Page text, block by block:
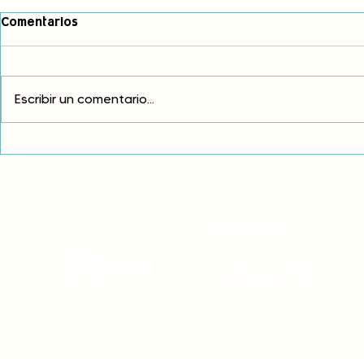
Comentarios
Escribir un comentario...